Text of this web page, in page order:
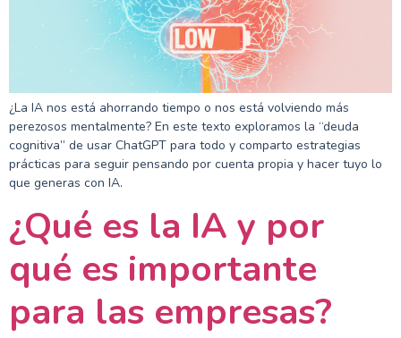
¿La IA nos está ahorrando tiempo o nos está volviendo más
perezosos mentalmente? En este texto exploramos la “deuda
cognitiva” de usar ChatGPT para todo y comparto estrategias
prácticas para seguir pensando por cuenta propia y hacer tuyo lo
que generas con IA.
¿Qué es la IA y por
qué es importante
para las empresas?